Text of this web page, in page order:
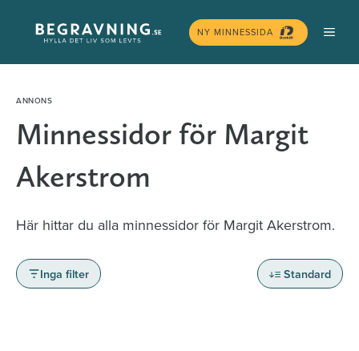
innehåll
NY MINNESSIDA
Minnessidor för Margit
Akerstrom
Här hittar du alla minnessidor för Margit Akerstrom.
Inga filter Standard